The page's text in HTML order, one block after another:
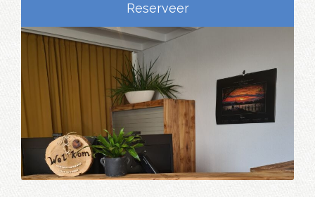
Reserveer